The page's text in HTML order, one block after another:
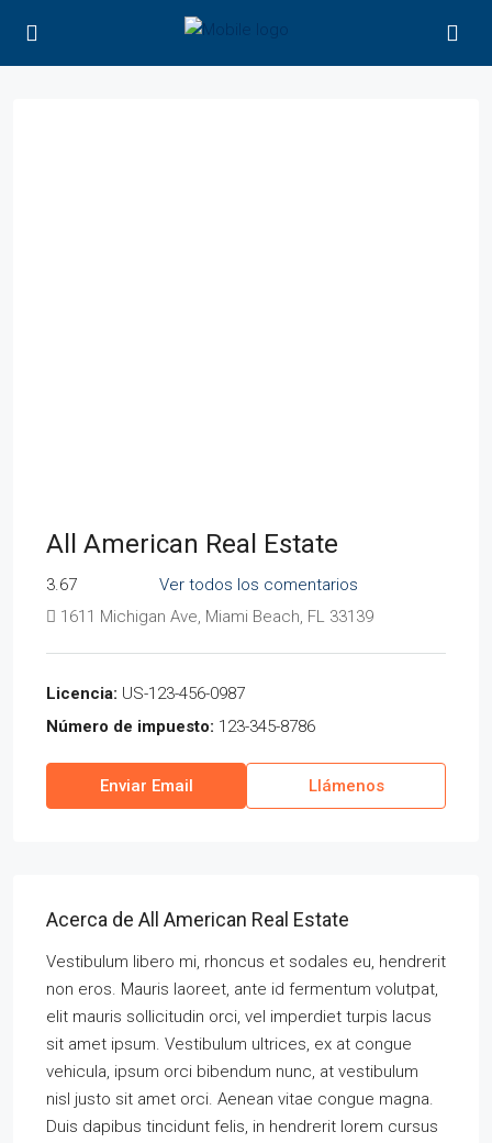
All American Real Estate
3.67
Ver todos los comentarios
1611 Michigan Ave, Miami Beach, FL 33139
Licencia: US-123-456-0987
Número de impuesto: 123-345-8786
Enviar Email Llámenos
Acerca de All American Real Estate
Vestibulum libero mi, rhoncus et sodales eu, hendrerit
non eros. Mauris laoreet, ante id fermentum volutpat,
elit mauris sollicitudin orci, vel imperdiet turpis lacus
sit amet ipsum. Vestibulum ultrices, ex at congue
vehicula, ipsum orci bibendum nunc, at vestibulum
nisl justo sit amet orci. Aenean vitae congue magna.
Duis dapibus tincidunt felis, in hendrerit lorem cursus